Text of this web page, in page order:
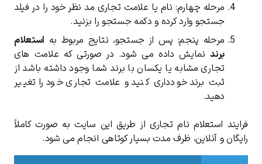
مرحله چهارم: نام یا علامت تجاری مد نظر خود را در فیلد
جستجو وارد کرده و دکمه جستجو را بزنید.
مرحله پنجم: پس از جستجو، نتایج مربوط به استعلام
برندنمایش داده می شود. در صورتی که علامت های
تجاری مشابه یا یکسان با برند شما وجود داشته باشد از
ثبت برند خودداری کنید و علامت تجاری خود را تغییر
دهید.
فرایند استعلام نام تجاری از طریق این سایت به صورت کاملاً
رایگان و آنلاین، ظرف مدت بسیار کوتاهی انجام می شود.